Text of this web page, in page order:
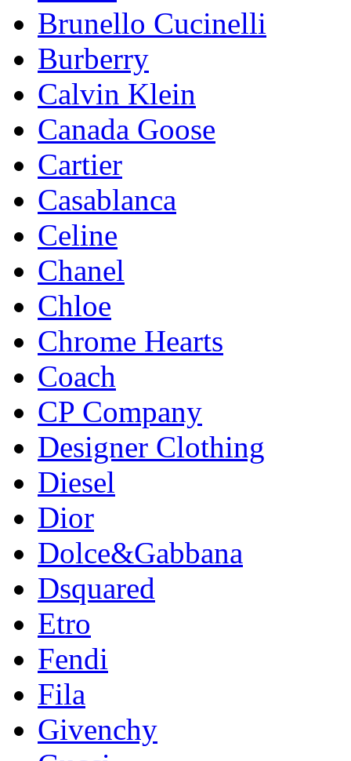
Brunello Cucinelli
Burberry
Calvin Klein
Canada Goose
Cartier
Casablanca
Celine
Chanel
Chloe
Chrome Hearts
Coach
CP Company
Designer Clothing
Diesel
Dior
Dolce&Gabbana
Dsquared
Etro
Fendi
Fila
Givenchy